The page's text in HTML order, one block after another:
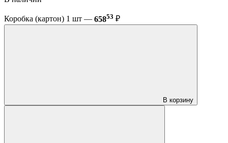
Коробка (картон) 1 шт — 65853 ₽
В корзину